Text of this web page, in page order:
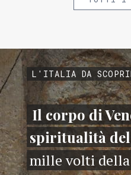
L'ITALIA DA
Il corpo di
spiritualità
mille volti